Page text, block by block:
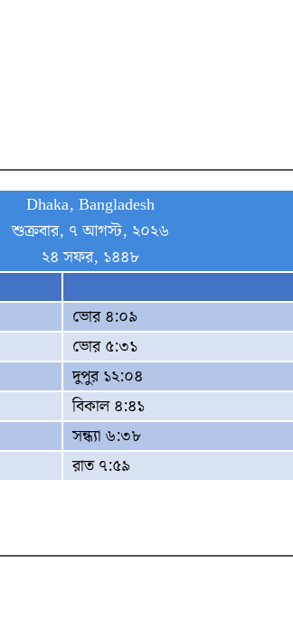
Dhaka, Bangladesh
শুক্রবার, ৭ আগস্ট, ২০২৬
২৪ সফর, ১৪৪৮
ভোর ৪:০৯
ভোর ৫:৩১
দুপুর ১২:০৪
বিকাল ৪:৪১
সন্ধ্যা ৬:৩৮
রাত ৭:৫৯